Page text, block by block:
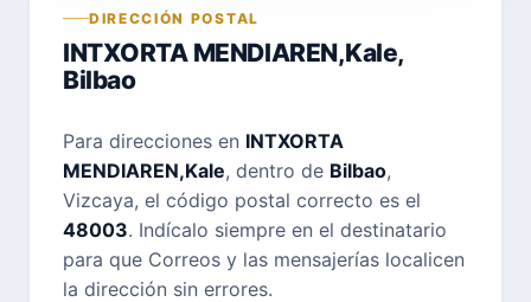
DIRECCIÓN POSTAL
INTXORTA MENDIAREN,Kale,
Bilbao
Para direcciones en INTXORTA
MENDIAREN,Kale, dentro de Bilbao,
Vizcaya, el código postal correcto es el
48003. Indícalo siempre en el destinatario
para que Correos y las mensajerías localicen
la dirección sin errores.